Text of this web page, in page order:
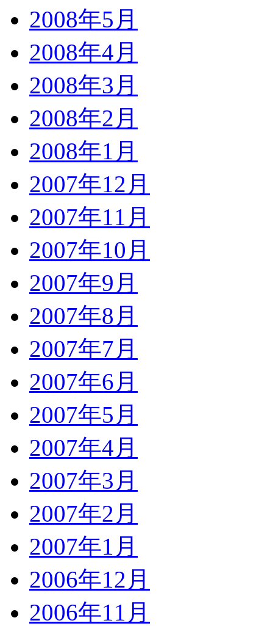
2008年5月
2008年4月
2008年3月
2008年2月
2008年1月
2007年12月
2007年11月
2007年10月
2007年9月
2007年8月
2007年7月
2007年6月
2007年5月
2007年4月
2007年3月
2007年2月
2007年1月
2006年12月
2006年11月